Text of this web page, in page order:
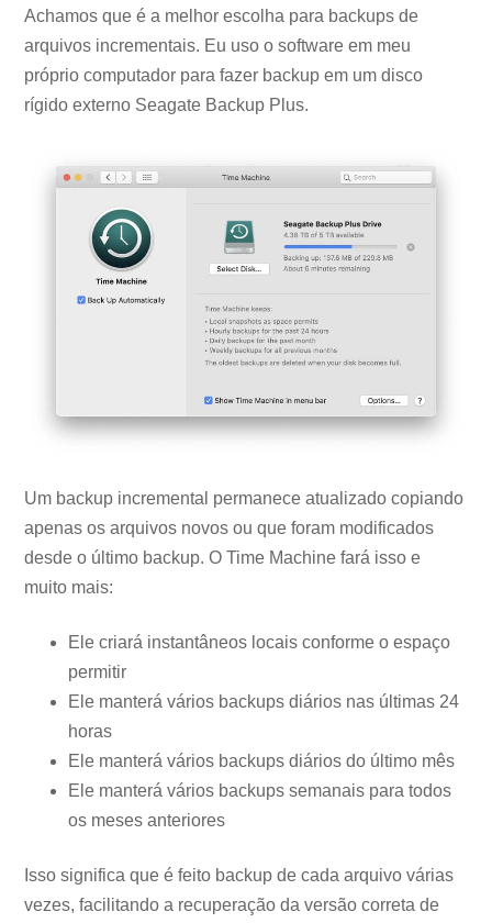
Achamos que é a melhor escolha para backups de
arquivos incrementais. Eu uso o software em meu
próprio computador para fazer backup em um disco
rígido externo Seagate Backup Plus.
Um backup incremental permanece atualizado copiando
apenas os arquivos novos ou que foram modificados
desde o último backup. O Time Machine fará isso e
muito mais:
Ele criará instantâneos locais conforme o espaço
permitir
Ele manterá vários backups diários nas últimas 24
horas
Ele manterá vários backups diários do último mês
Ele manterá vários backups semanais para todos
os meses anteriores
Isso significa que é feito backup de cada arquivo várias
vezes, facilitando a recuperação da versão correta de